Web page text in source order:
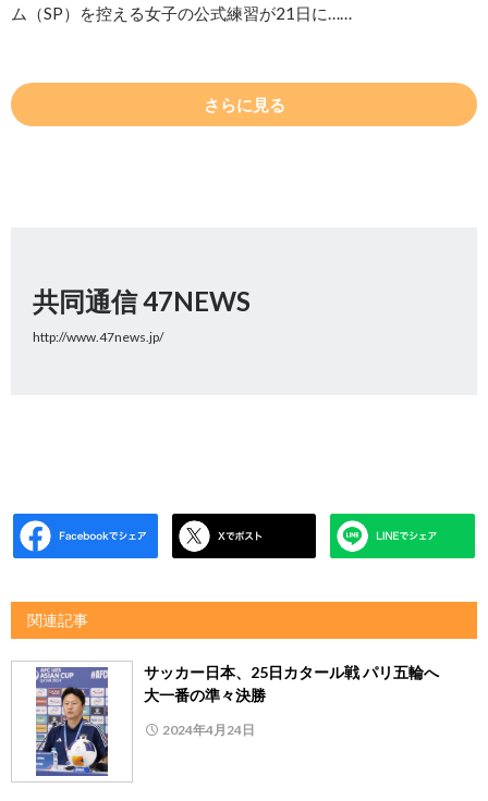
ム（SP）を控える女子の公式練習が21日に……
さらに見る
共同通信 47NEWS
http://www.47news.jp/
関連記事
サッカー日本、25日カタール戦 パリ五輪へ
大一番の準々決勝
2024年4月24日